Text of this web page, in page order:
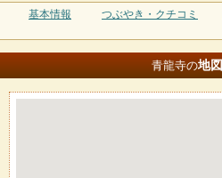
基本情報 つぶやき・クチコミ
青龍寺の地図